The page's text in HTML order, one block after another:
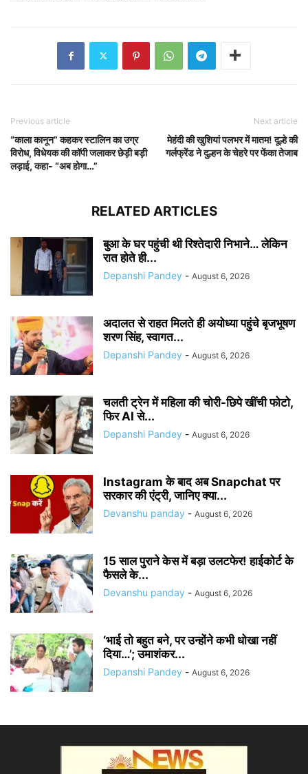
Previous article
“काला कानून” कहकर स्टालिन का उग्र
विरोध, विधेयक की कॉपी जलाकर छेड़ी बड़ी
लड़ाई, कहा- “अब होगा…”
Next article
मेहंदी की खुशियां पलभर में मातम! दूल्हे की
गर्लफ्रेंड ने दुल्हन के चेहरे पर फेंका तेजाब
RELATED ARTICLES
बुआ के घर पहुंची थी रिश्तेदारी निभाने… लेकिन
रात होते ही...
Depanshi Pandey - August 6, 2026
अदालत से राहत मिलते ही अयोध्या पहुंचे बृजभूषण
शरण सिंह, स्वागत...
Depanshi Pandey - August 6, 2026
चलती ट्रेन में महिला की चोरी-छिपे खींची फोटो,
फिर AI से...
Depanshi Pandey - August 6, 2026
Instagram के बाद अब Snapchat पर
सरकार की एंट्री, जानिए क्या...
Devanshu panday - August 6, 2026
15 साल पुराने केस में बड़ा उलटफेर! हाईकोर्ट के
फैसले के...
Devanshu panday - August 6, 2026
‘भाई तो बहुत बने, पर उन्होंने कभी धोखा नहीं
दिया…’; उमाशंकर...
Depanshi Pandey - August 6, 2026